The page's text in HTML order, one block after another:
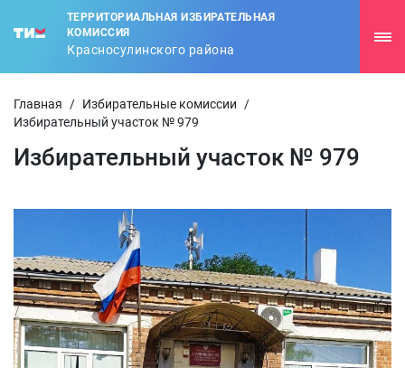
ТЕРРИТОРИАЛЬНАЯ ИЗБИРАТЕЛЬНАЯ
КОМИССИЯ
Красносулинского района
Главная / Избирательные комиссии
/
Избирательный участок № 979
Избирательный участок № 979